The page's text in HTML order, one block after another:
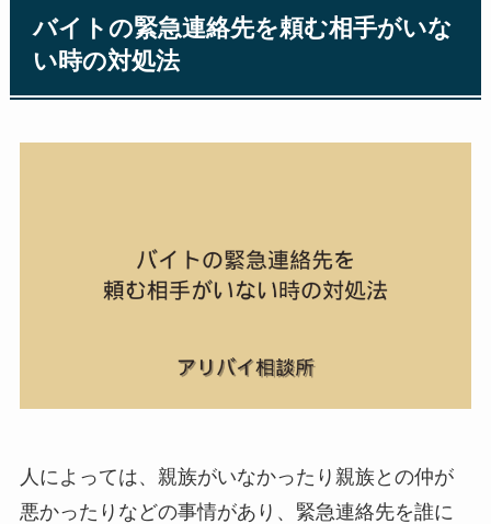
バイトの緊急連絡先を頼む相手がいな
い時の対処法
人によっては、親族がいなかったり親族との仲が
悪かったりなどの事情があり、緊急連絡先を誰に